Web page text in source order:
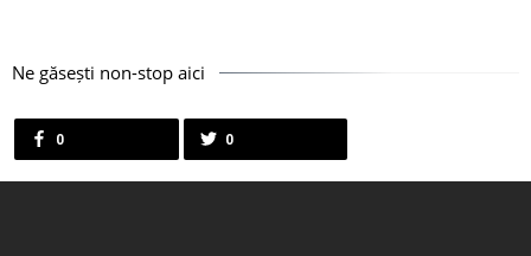
Ne găsești non-stop aici
0 0